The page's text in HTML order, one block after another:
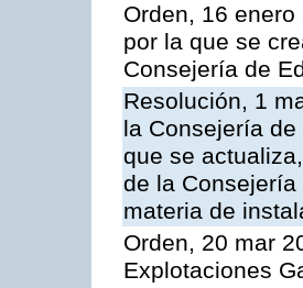
Orden, 16
por la que se
Consejería de
Resolución, 1
la Consejería
que se
de la
materia de
Orden, 20 mar
Explotaciones